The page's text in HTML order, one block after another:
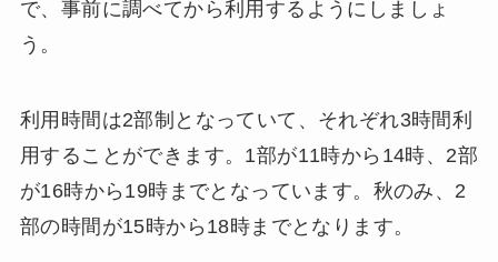
で、事前に調べてから利用するようにしましょ
う。
利用時間は2部制となっていて、それぞれ3時間利
用することができます。1部が11時から14時、2部
が16時から19時までとなっています。秋のみ、2
部の時間が15時から18時までとなります。